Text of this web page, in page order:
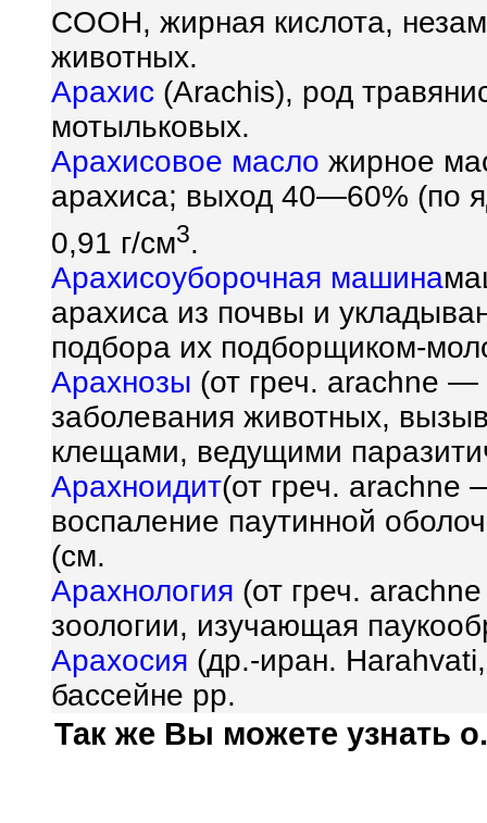
COOH, жирная кислота,
животных.
Арахис (Arachis), род
мотыльковых.
Арахисовое масло жирное
арахиса; выход 40—60% (по
0,91 г/см3.
Арахисоуборочная машина
арахиса из почвы и
подбора их подборщиком-
Арахнозы (от греч. araсhne
заболевания животных,
клещами, ведущими
Арахноидит(от греч.
воспаление паутинной
(см.
Арахнология (от греч.
зоологии, изучающая
Арахосия (др.-иран.
бассейне рр.
Так же Вы можете узнать